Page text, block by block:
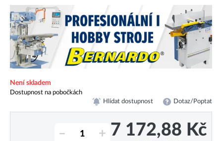
Není skladem
Dostupnost na pobočkách
Hlídat dostupnost Dotaz/Poptat
– + 7 172,88 Kč